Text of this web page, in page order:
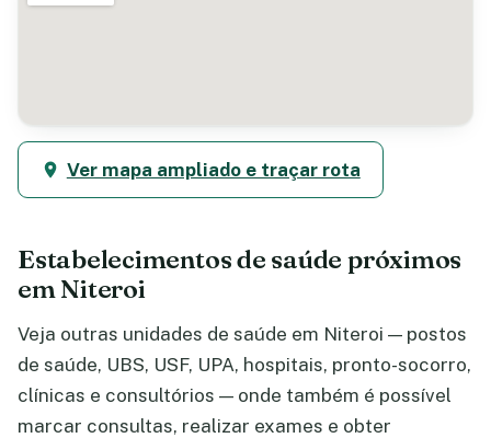
Ver mapa ampliado e traçar rota
Estabelecimentos de saúde próximos
em Niteroi
Veja outras unidades de saúde em Niteroi — postos
de saúde, UBS, USF, UPA, hospitais, pronto-socorro,
clínicas e consultórios — onde também é possível
marcar consultas, realizar exames e obter